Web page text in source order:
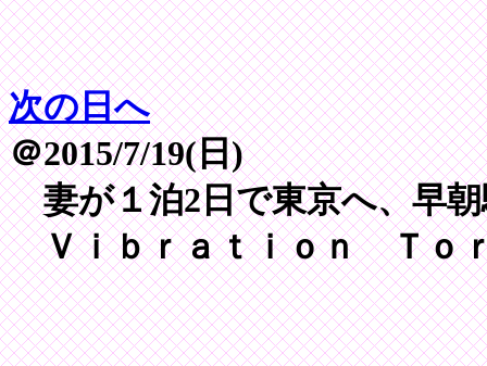
次の日へ
＠2015/7/19(日)
妻が１泊2日で東京へ、早朝
Ｖｉｂｒａｔｉｏｎ Ｔｏｒ